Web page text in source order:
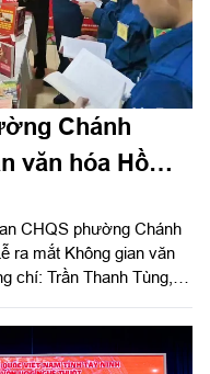
Chánh
văn hóa Hồ
CHQS phường Chánh
ra mắt Không gian văn
chí: Trần Thanh Tùng, Bí
vụ, Phó Chủ tịch UBND
ngành phường.